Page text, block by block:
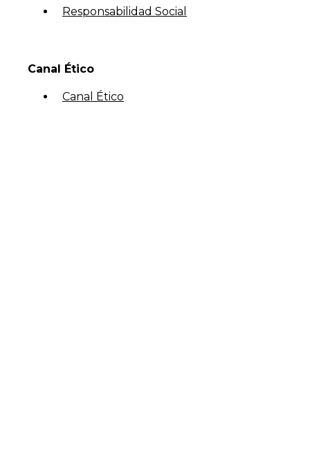
Responsabilidad Social
Canal Ético
Canal Ético